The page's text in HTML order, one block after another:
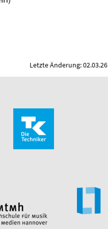
Letzte Änderung: 02.03.26